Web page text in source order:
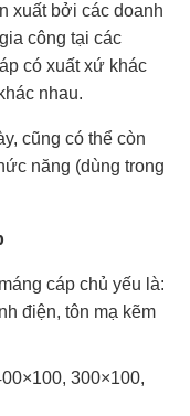
xuất bởi các doanh
công tại các
có xuất xứ khác
nhau.
cũng có thể còn
năng (dùng trong
cáp chủ yếu là:
điện, tôn mạ kẽm
300×100,